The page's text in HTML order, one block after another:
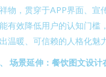
物，贯穿于APP界面、宣
有效降低用户的认知门槛
温暖、可信赖的人格化魅力
场景延伸：餐饮图文设